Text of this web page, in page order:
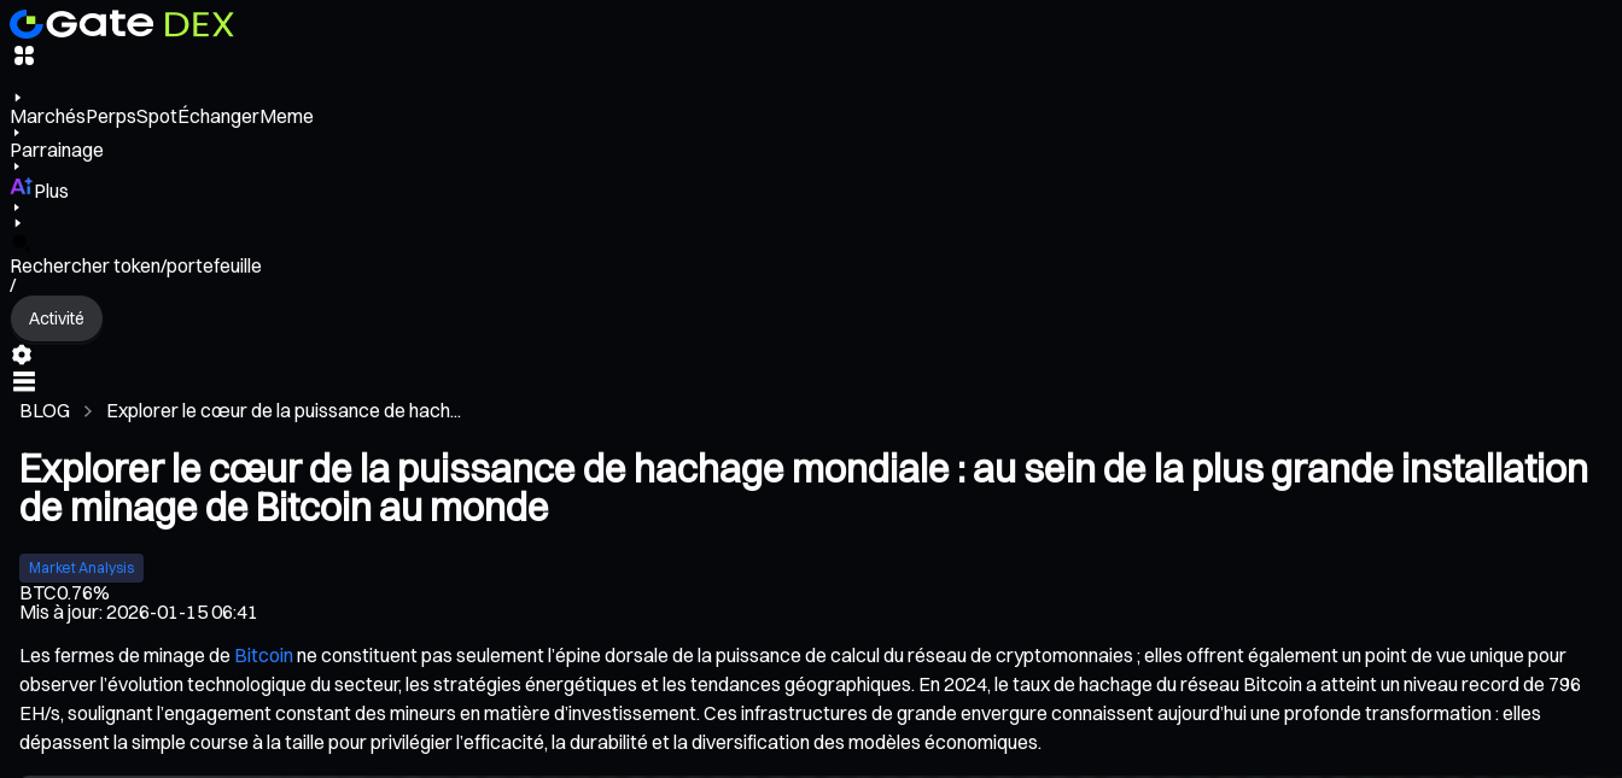
MarchésPerpsSpotÉchangerMeme
Parrainage
Plus
Rechercher token/portefeuille
/
Activité
BLOG Explorer le cœur de la puissance de hach...
Explorer le cœur de la puissance de hachage mondiale : au sein de la plus grande installation
de minage de Bitcoin au monde
Market Analysis
BTC0.76%
Mis à jour:2026-01-15 06:41
Les fermes de minage de Bitcoinne constituent pas seulement l’épine dorsale de la puissance de calcul du réseau de cryptomonnaies ; elles offrent également un point de vue unique pour
observer l’évolution technologique du secteur, les stratégies énergétiques et les tendances géographiques. En 2024, le taux de hachage du réseau Bitcoin a atteint un niveau record de 796
EH/s, soulignant l’engagement constant des mineurs en matière d’investissement. Ces infrastructures de grande envergure connaissent aujourd’hui une profonde transformation : elles
dépassent la simple course à la taille pour privilégier l’efficacité, la durabilité et la diversification des modèles économiques.